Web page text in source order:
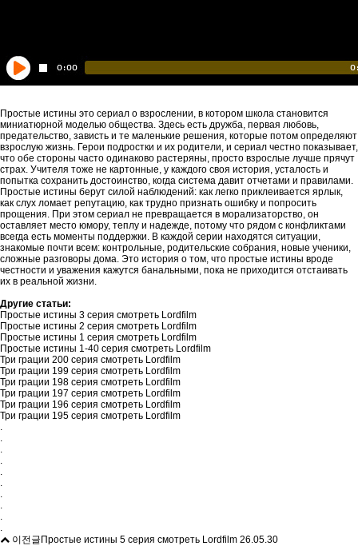
Простые истины это сериал о взрослении, в котором школа становится
миниатюрной моделью общества. Здесь есть дружба, первая любовь,
предательство, зависть и те маленькие решения, которые потом определяют
взрослую жизнь. Герои подростки и их родители, и сериал честно показывает,
что обе стороны часто одинаково растеряны, просто взрослые лучше прячут
страх. Учителя тоже не картонные, у каждого своя история, усталость и
попытка сохранить достоинство, когда система давит отчетами и правилами.
Простые истины берут силой наблюдений: как легко приклеивается ярлык,
как слух ломает репутацию, как трудно признать ошибку и попросить
прощения. При этом сериал не превращается в морализаторство, он
оставляет место юмору, теплу и надежде, потому что рядом с конфликтами
всегда есть моменты поддержки. В каждой серии находятся ситуации,
знакомые почти всем: контрольные, родительские собрания, новые ученики,
сложные разговоры дома. Это история о том, что простые истины вроде
честности и уважения кажутся банальными, пока не приходится отстаивать
их в реальной жизни.
Другие статьи:
Простые истины 3 серия смотреть Lordfilm
Простые истины 2 серия смотреть Lordfilm
Простые истины 1 серия смотреть Lordfilm
Простые истины 1-40 серия смотреть Lordfilm
Три грации 200 серия смотреть Lordfilm
Три грации 199 серия смотреть Lordfilm
Три грации 198 серия смотреть Lordfilm
Три грации 197 серия смотреть Lordfilm
Три грации 196 серия смотреть Lordfilm
Три грации 195 серия смотреть Lordfilm
.
.
.
.
.
.
.
.
.
.
이전글 Простые истины 5 серия смотреть Lordfilm 26.05.30